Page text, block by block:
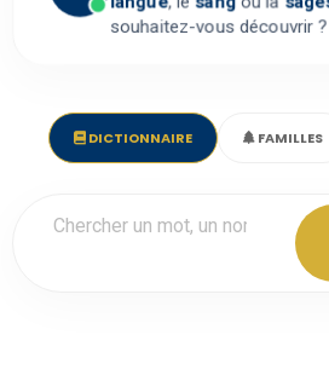
souhaitez-vous découvrir ?
DICTIONNAIRE FAMILLES